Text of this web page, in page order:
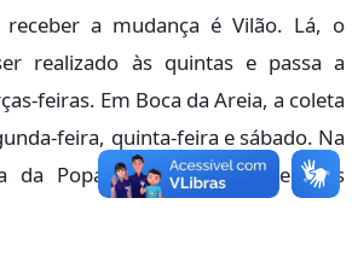
receber a mudança é Vilão. Lá, o
realizado às quintas e passa a
feiras. Em Boca da Areia, a coleta
feira, quinta-feira e sábado. Na
da Popa, o serviço acontece às